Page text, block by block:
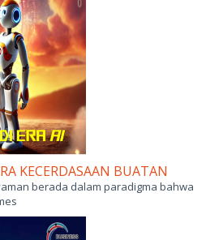
KECERDASAAN BUATAN
berada dalam paradigma bahwa